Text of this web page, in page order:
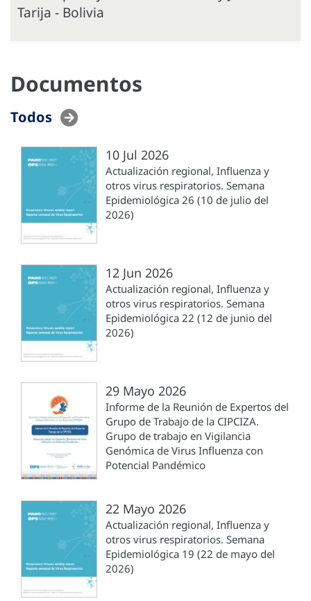
Tarija - Bolivia
Documentos
Todos
10 Jul 2026
Actualización regional, Influenza y
otros virus respiratorios. Semana
Epidemiológica 26 (10 de julio del
2026)
12 Jun 2026
Actualización regional, Influenza y
otros virus respiratorios. Semana
Epidemiológica 22 (12 de junio del
2026)
29 Mayo 2026
Informe de la Reunión de Expertos del
Grupo de Trabajo de la CIPCIZA.
Grupo de trabajo en Vigilancia
Genómica de Virus Influenza con
Potencial Pandémico
22 Mayo 2026
Actualización regional, Influenza y
otros virus respiratorios. Semana
Epidemiológica 19 (22 de mayo del
2026)